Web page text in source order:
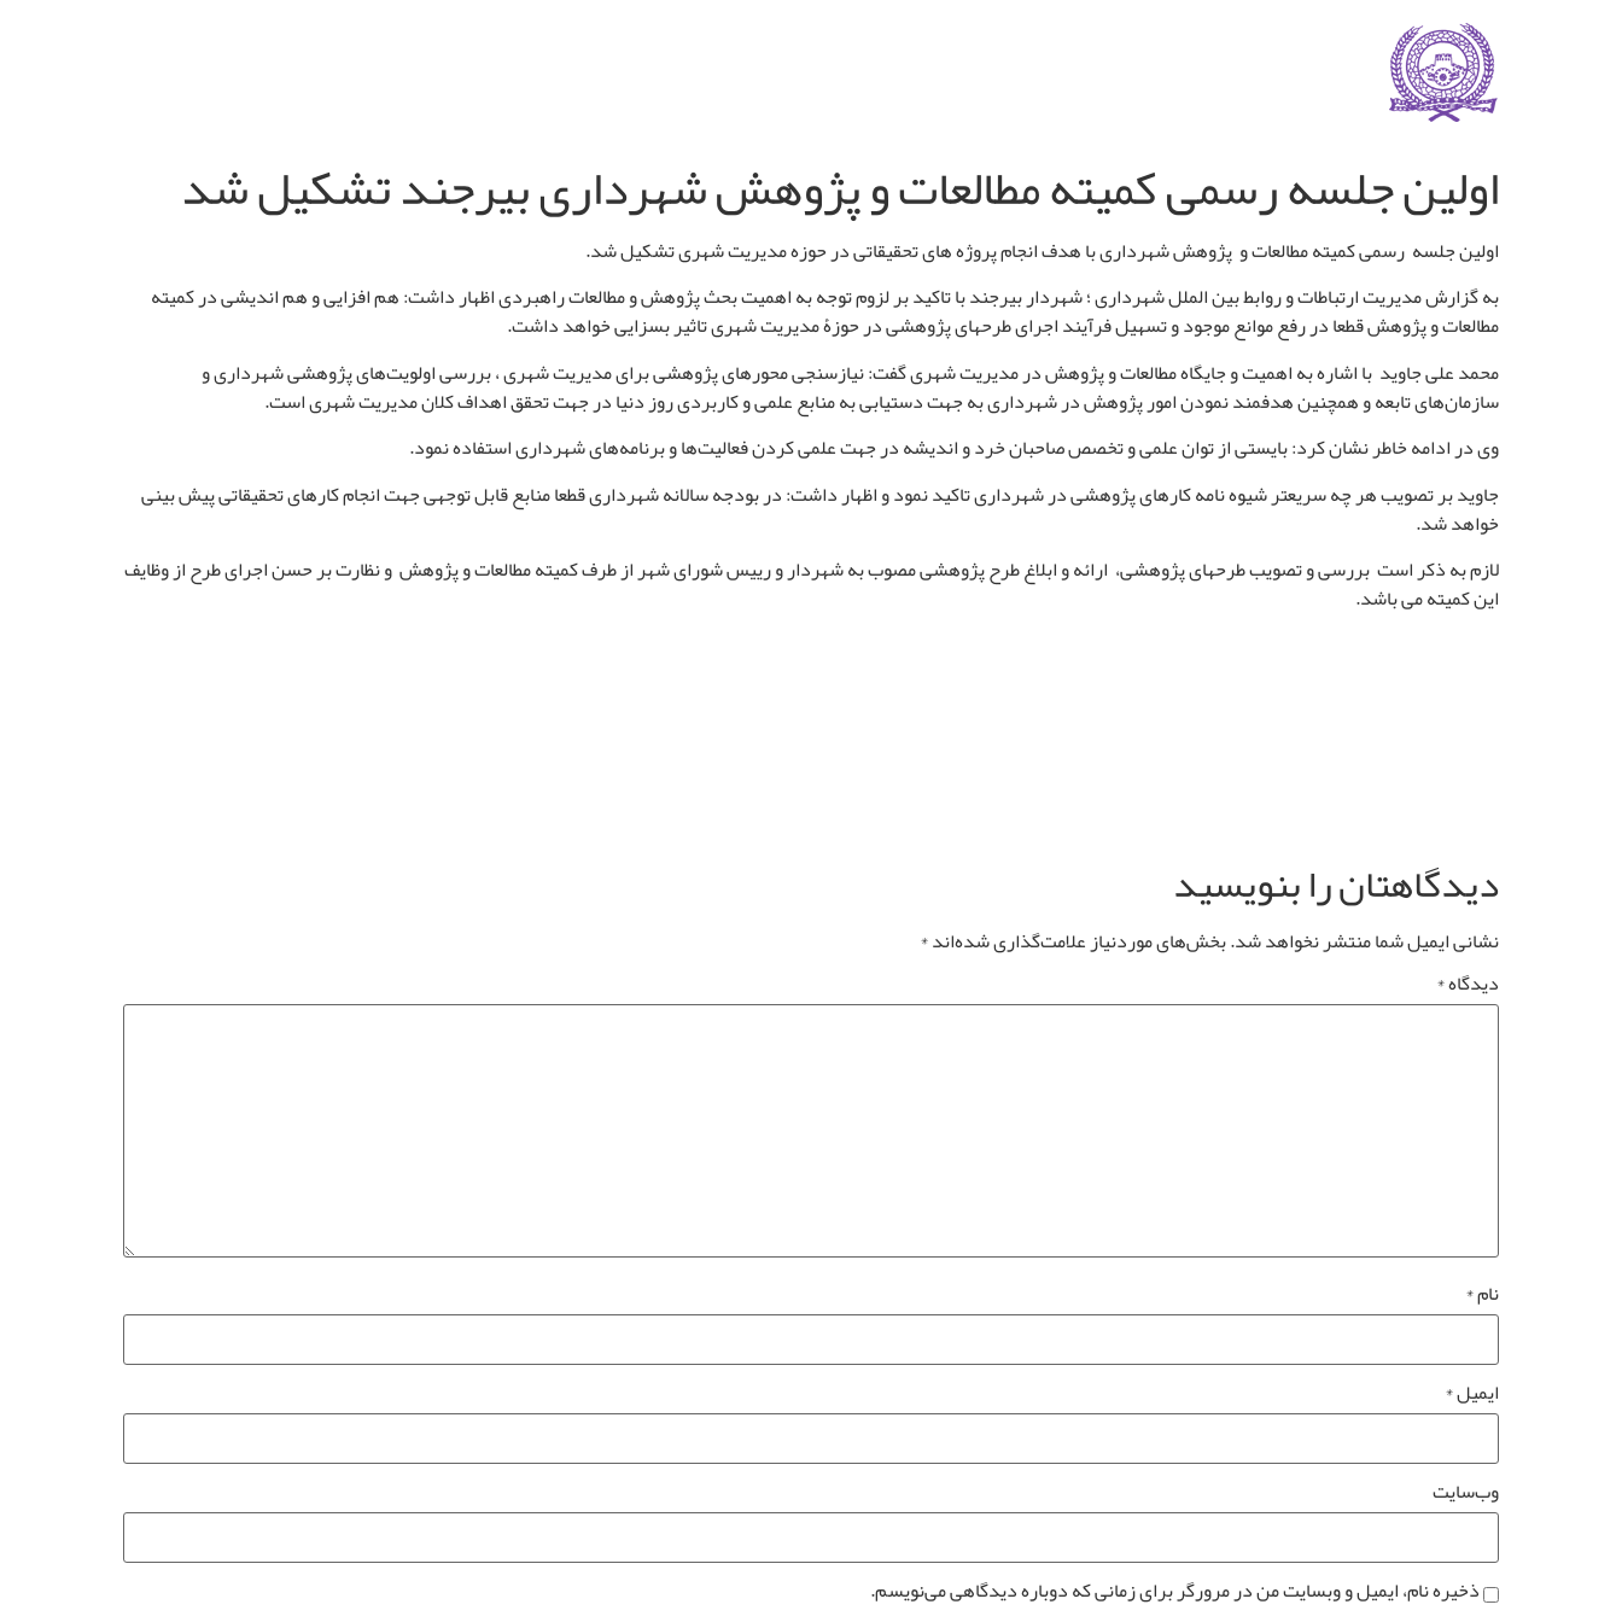
اولین جلسه رسمی کمیته مطالعات و پژوهش شهرداری بیرجند تشکیل شد
اولین جلسه رسمی کمیته مطالعات و پژوهش شهرداریبا هدف انجام پروژه های تحقیقاتی در حوزه مدیریت شهری تشکیل شد.
به گزارش مدیریت ارتباطات و روابط بین الملل شهرداری ؛ شهردار بیرجند با تاکید بر لزوم توجه به اهمیت بحث پژوهش و مطالعات راهبردی اظهار داشت: هم افزایی و هم اندیشی در کمیته
مطالعات و پژوهش قطعا در رفع موانع موجود و تسهیل فرآیند اجرای طرح‏های پژوهشی در حوزۀ مدیریت شهری تاثیر بسزایی خواهد داشت.
محمد علی جاوید با اشاره به اهمیت و جایگاه مطالعات و پژوهش در مدیریت شهری گفت: نیازسنجی محورهای پژوهشی برای مدیریت شهری ، بررسی اولویت‌های پژوهشی شهرداری و
سازمان‌های تابعه و همچنین هدفمند نمودن امور پژوهش در شهرداری به جهت دستیابی به منابع علمی و کاربردی روز دنیا در جهت تحقق اهداف کلان مدیریت شهری است.
وی در ادامه خاطر نشان کرد: بایستی از توان علمی و تخصص صاحبان خرد و اندیشه در جهت علمی کردن فعالیت‌ها و برنامه‌های شهرداری استفاده نمود.
جاوید بر تصویب هر چه سریعتر شیوه نامه کارهای پژوهشی در شهرداری تاکید نمود و اظهار داشت: در بودجه سالانه شهرداری قطعا منابع قابل توجهی جهت انجام کارهای تحقیقاتی پیش بینی
خواهد شد.
لازم به ذکر است بررسی و تصویب طرح‏های پژوهشی، ارائه و ابلاغ طرح پژوهشی مصوب به شهردار و رییس شورای شهر از طرف کمیته مطالعات و پژوهش و نظارت بر حسن اجرای طرح از وظایف
این کمیته می باشد.
دیدگاهتان را بنویسید
نشانی ایمیل شما منتشر نخواهد شد.بخش‌های موردنیاز علامت‌گذاری شده‌اند*
دیدگاه*
نام*
ایمیل*
وب‌سایت
ذخیره نام، ایمیل و وبسایت من در مرورگر برای زمانی که دوباره دیدگاهی می‌نویسم.